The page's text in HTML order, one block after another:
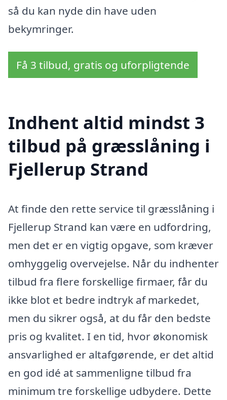
så du kan nyde din have uden
bekymringer.
Få 3 tilbud, gratis og uforpligtende
Indhent altid mindst 3
tilbud på græsslåning i
Fjellerup Strand
At finde den rette service til græsslåning i
Fjellerup Strand kan være en udfordring,
men det er en vigtig opgave, som kræver
omhyggelig overvejelse. Når du indhenter
tilbud fra flere forskellige firmaer, får du
ikke blot et bedre indtryk af markedet,
men du sikrer også, at du får den bedste
pris og kvalitet. I en tid, hvor økonomisk
ansvarlighed er altafgørende, er det altid
en god idé at sammenligne tilbud fra
minimum tre forskellige udbydere. Dette